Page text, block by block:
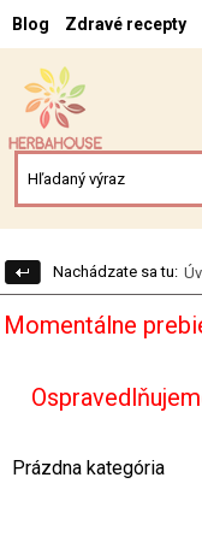
Blog Zdravé recepty
Nachádzate sa tu:
Momentálne
Prázdna kategória